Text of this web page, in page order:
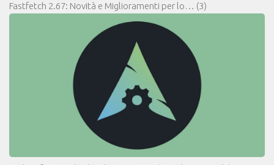
Fastfetch 2.67: Novità e Miglioramenti per lo… (3)